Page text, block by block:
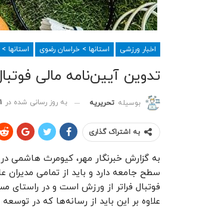
اخبار ورزشی استانها > خراسان رضوی استانها
تدوین آیین‌نامه مالی
بوسیله تحریریه به روز رسانی شده در ۲۱
به اشتراک گذاری
به گزارش خبرنگار مهر، کیومرث هاشمی
سطح جامعه دارد و باید از تمامی
فوتبال فراتر از ورزش است و در راستای
علاوه بر این باید از رسانه‌ها که در